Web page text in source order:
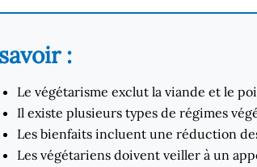
:
Le végétarisme exclut la viande et le
Il existe plusieurs types de régimes
Les bienfaits incluent une réduction
Les végétariens doivent veiller à un